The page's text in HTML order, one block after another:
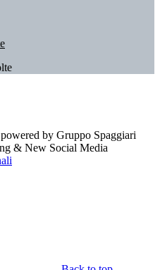
by Gruppo Spaggiari
& New Social Media